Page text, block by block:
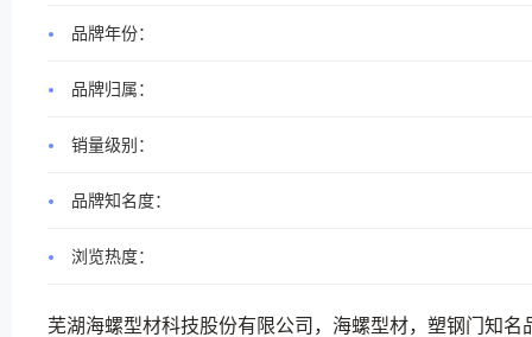
品牌年份：
品牌归属：
销量级别：
品牌知名度：
浏览热度：
芜湖海螺型材科技股份有限公司，海螺型材，塑钢门知